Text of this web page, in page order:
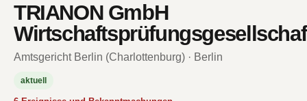
TRIANON GmbH
Amtsgericht Berlin (Charlottenburg) · Berlin
aktuell